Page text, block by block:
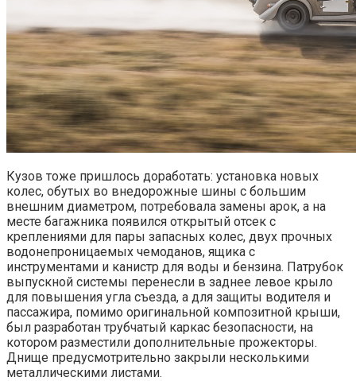
Кузов тоже пришлось доработать: установка новых
колес, обутых во внедорожные шины с большим
внешним диаметром, потребовала замены арок, а на
месте багажника появился открытый отсек с
креплениями для пары запасных колес, двух прочных
водонепроницаемых чемоданов, ящика с
инструментами и канистр для воды и бензина. Патрубок
выпускной системы перенесли в заднее левое крыло
для повышения угла съезда, а для защиты водителя и
пассажира, помимо оригинальной композитной крыши,
был разработан трубчатый каркас безопасности, на
котором разместили дополнительные прожекторы.
Днище предусмотрительно закрыли несколькими
металлическими листами.